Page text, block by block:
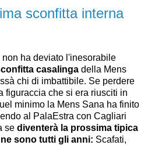
sconfitta interna
ha deviato l'inesorabile
casalinga della Mens
chi di imbattibile. Se perdere
figuraccia che si era riusciti in
minimo la Mens Sana ha finito
al PalaEstra con Cagliari
se diventerà la prossima tipica
sono tutti gli anni: Scafati,